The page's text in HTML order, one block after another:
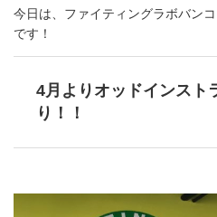
今日は、ファイティングラボバン
です！
4月よりオッドインスト
り！！